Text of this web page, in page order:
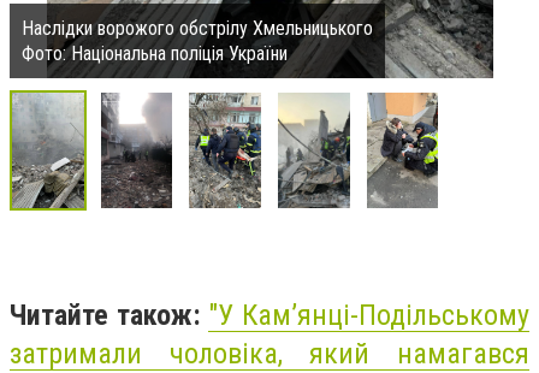
Наслідки ворожого обстрілу Хмельницького
Фото: Національна поліція України
Читайте також: "У Кам’янці-Подільському
затримали чоловіка, який намагався